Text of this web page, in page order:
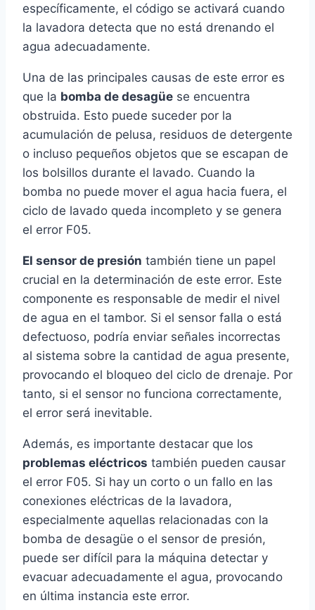
específicamente, el código se activará cuando
la lavadora detecta que no está drenando el
agua adecuadamente.
Una de las principales causas de este error es
que la bomba de desagüe se encuentra
obstruida. Esto puede suceder por la
acumulación de pelusa, residuos de detergente
o incluso pequeños objetos que se escapan de
los bolsillos durante el lavado. Cuando la
bomba no puede mover el agua hacia fuera, el
ciclo de lavado queda incompleto y se genera
el error F05.
El sensor de presión también tiene un papel
crucial en la determinación de este error. Este
componente es responsable de medir el nivel
de agua en el tambor. Si el sensor falla o está
defectuoso, podría enviar señales incorrectas
al sistema sobre la cantidad de agua presente,
provocando el bloqueo del ciclo de drenaje. Por
tanto, si el sensor no funciona correctamente,
el error será inevitable.
Además, es importante destacar que los
problemas eléctricos también pueden causar
el error F05. Si hay un corto o un fallo en las
conexiones eléctricas de la lavadora,
especialmente aquellas relacionadas con la
bomba de desagüe o el sensor de presión,
puede ser difícil para la máquina detectar y
evacuar adecuadamente el agua, provocando
en última instancia este error.